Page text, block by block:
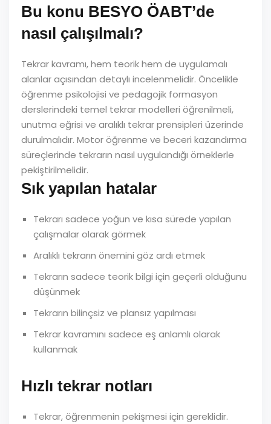
Bu konu BESYO ÖABT’de
nasıl çalışılmalı?
Tekrar kavramı, hem teorik hem de uygulamalı
alanlar açısından detaylı incelenmelidir. Öncelikle
öğrenme psikolojisi ve pedagojik formasyon
derslerindeki temel tekrar modelleri öğrenilmeli,
unutma eğrisi ve aralıklı tekrar prensipleri üzerinde
durulmalıdır. Motor öğrenme ve beceri kazandırma
süreçlerinde tekrarın nasıl uygulandığı örneklerle
pekiştirilmelidir.
Sık yapılan hatalar
Tekrarı sadece yoğun ve kısa sürede yapılan
çalışmalar olarak görmek
Aralıklı tekrarın önemini göz ardı etmek
Tekrarın sadece teorik bilgi için geçerli olduğunu
düşünmek
Tekrarın bilinçsiz ve plansız yapılması
Tekrar kavramını sadece eş anlamlı olarak
kullanmak
Hızlı tekrar notları
Tekrar, öğrenmenin pekişmesi için gereklidir.